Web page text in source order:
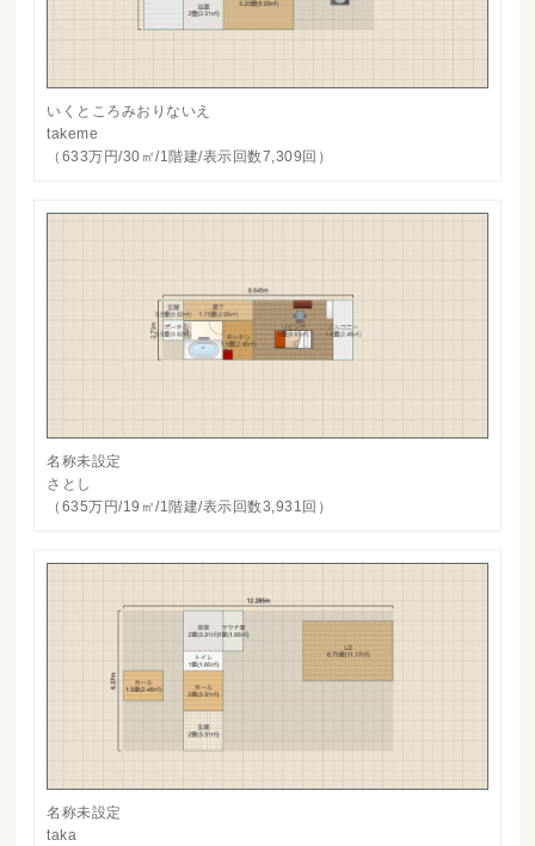
いくところみおりないえ
takeme
（633万円/30㎡/1階建/表示回数7,309回）
名称未設定
さとし
（635万円/19㎡/1階建/表示回数3,931回）
名称未設定
taka